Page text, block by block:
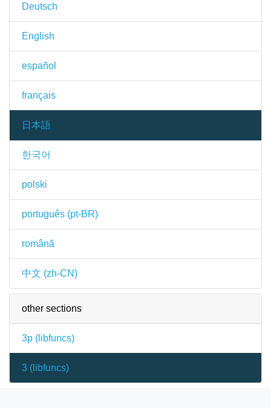
Deutsch
English
español
français
日本語
한국어
polski
português (pt-BR)
română
中文 (zh-CN)
other sections
3p ( libfuncs)
3 ( libfuncs)